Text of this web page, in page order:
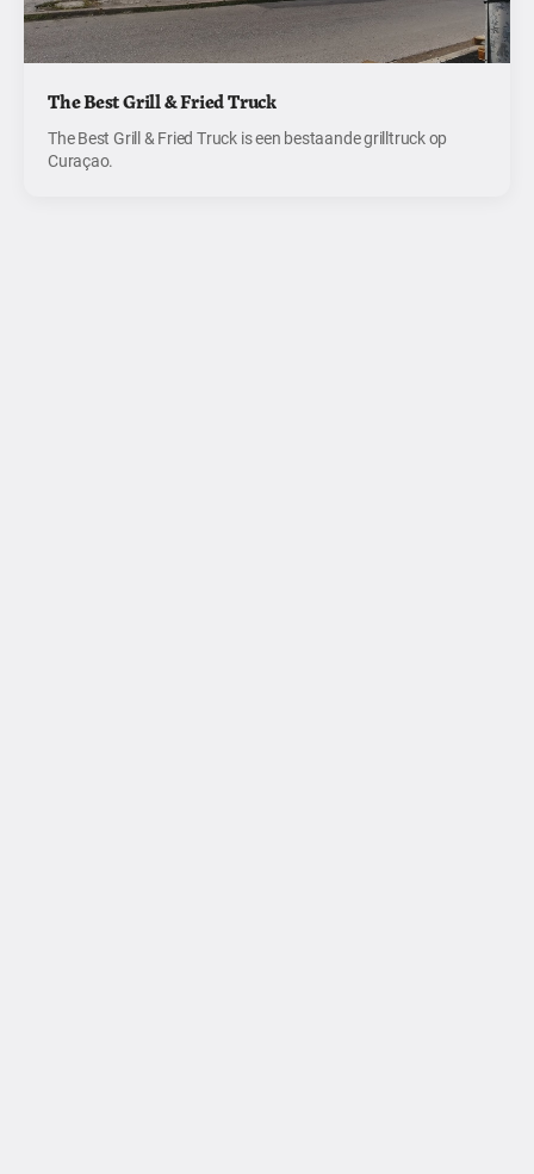
The Best Grill & Fried Truck
The Best Grill & Fried Truck is een bestaande grilltruck op
Curaçao.